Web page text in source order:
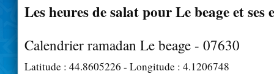
Les heures de salat pour Le beage et ses
Calendrier ramadan Le beage - 07630
Latitude : 44.8605226 - Longitude : 4.1206748